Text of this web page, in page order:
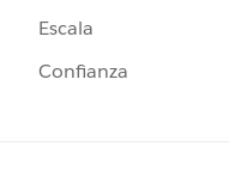
Escala
Confianza